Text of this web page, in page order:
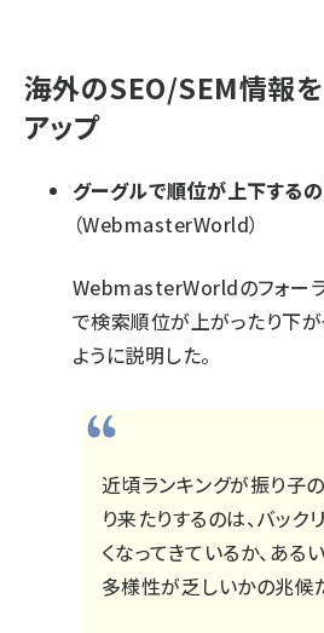
meo (1274)
海外のSEO/SEM情報
アップ
グーグルで順位が上下する
（WebmasterWorld）
WebmasterWorldのフォー
で検索順位が上がったり下
ように説明した。
近頃ランキングが振り子
り来たりするのは、バッ
くなってきているか、ある
多様性が乏しいかの兆候